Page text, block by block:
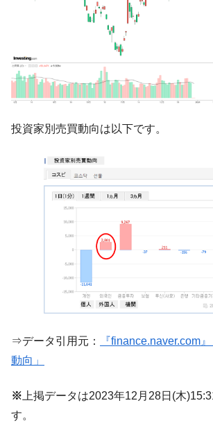
韓国･外為取引量「1日当た
ル」まで拡大 ⇒ 海外資金の動きに強く左
韓国･帰ってきた李在明
い「50.5％」に上昇
『Money1』
韓国大統領府ボンクラ政策
た ⇒ 国家が行った恐るべき株価操作であ
『Money1』
韓国･警察職員が「丸刈り
『Money1』
中国だけが鉄鋼輸出を異
国の過剰生産が世界を蝕む。
『Money1』
【米韓激突案件】韓国消費
ン』1人当たり賠償10万ウォンを認定 ⇒
『Money1』 韓国で猛暑。南東部では
『Money1』
韓国型イージス搭載の次
『Money1』
に韓国がいっちょがみしたのでは。
『Money1』
韓国政府『BYD』車への
1.9倍！
投資家別売買動向は以下です。
⇒データ引用元：
『finance.naver.com
動向」
※ 上掲データは2023年12月28日(木
す。